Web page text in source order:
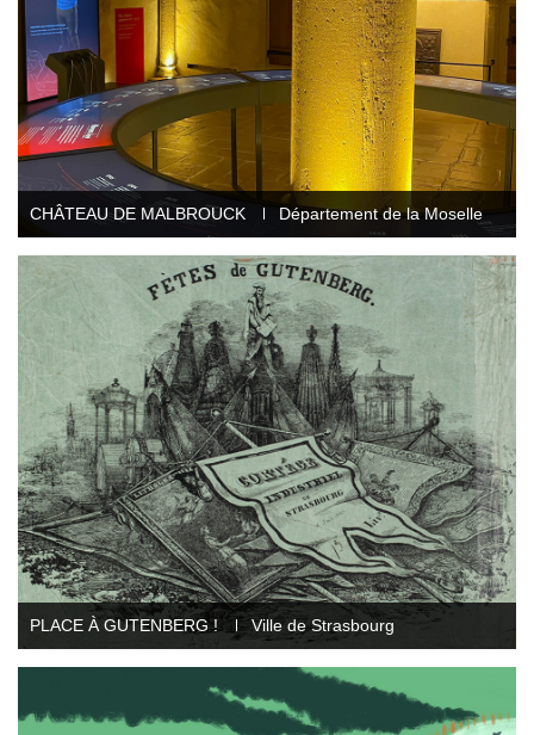
CHÂTEAU DE MALBROUCK Département de la Moselle
PLACE À GUTENBERG ! Ville de Strasbourg